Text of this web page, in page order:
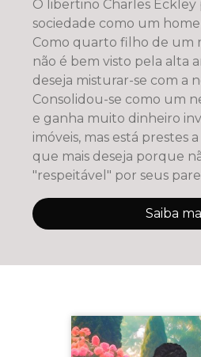
O libertino Charles Eckley
sociedade como um
Como quarto filho de um
não é bem visto pela alta
deseja misturar-se com a
Consolidou-se como um
e ganha muito dinheiro
imóveis, mas está prestes
que mais deseja porque
"respeitável" por seus
Saiba